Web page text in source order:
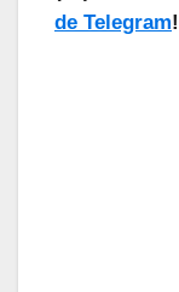
de Telegram!